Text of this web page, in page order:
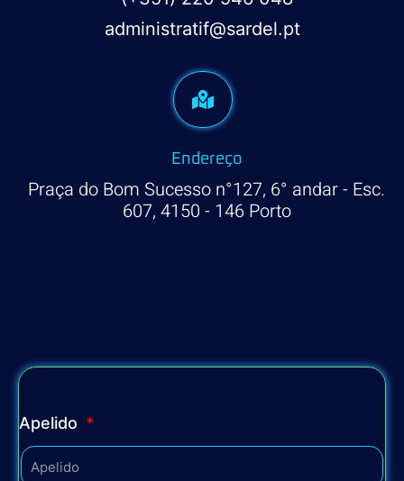
administratif@sardel.pt
Endereço
Praça do Bom Sucesso n°127, 6° andar - Esc.
607, 4150 - 146 Porto
Apelido